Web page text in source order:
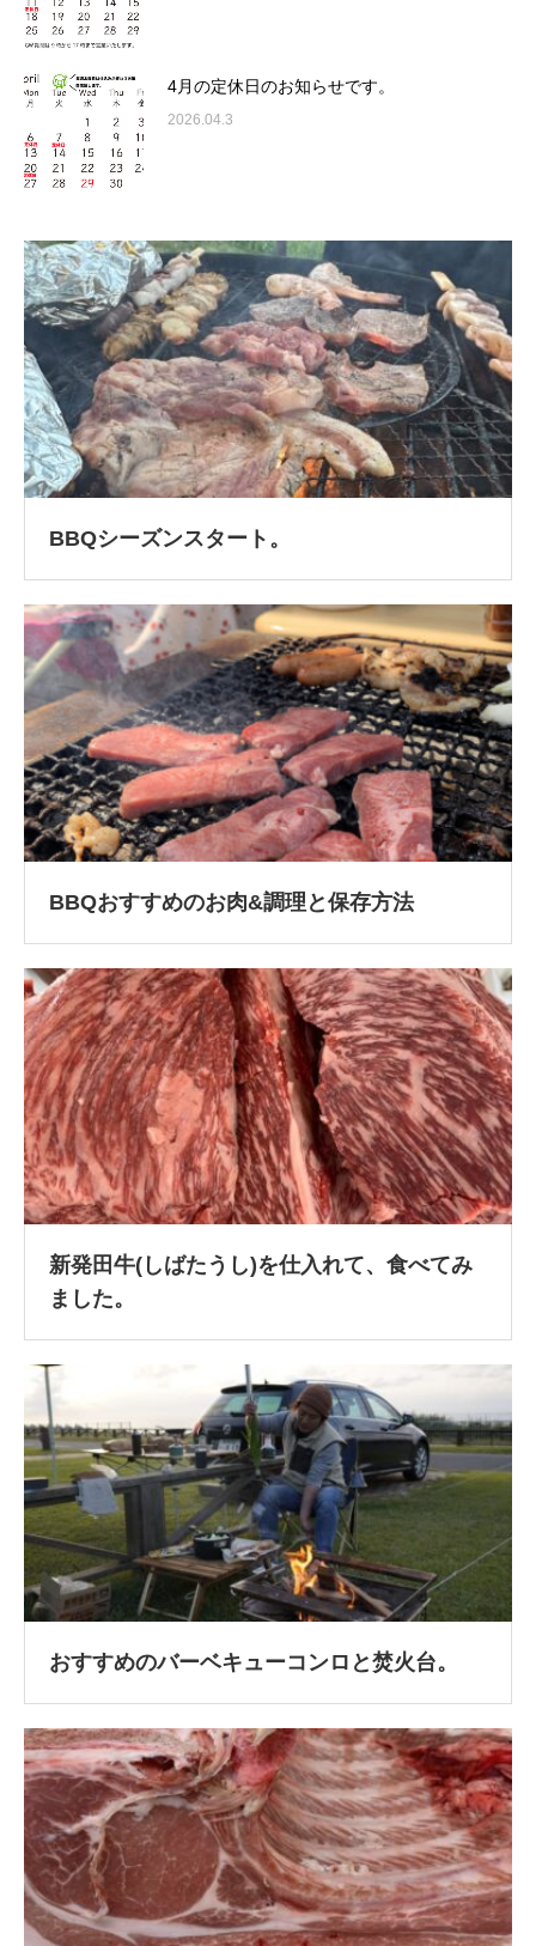
4月の定休日のお知らせです。
2026.04.3
BBQシーズンスタート。
BBQおすすめのお肉&調理と保存方法
新発田牛(しばたうし)を仕入れて、食べてみ
ました。
おすすめのバーベキューコンロと焚火台。